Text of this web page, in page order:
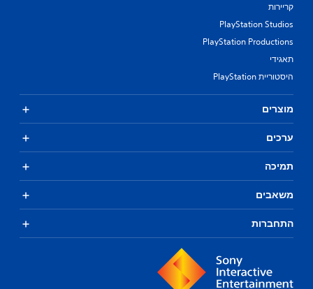
קריירות
PlayStation Studios
PlayStation Productions
תאגידי
היסטוריית PlayStation
מוצרים
ערכים
תמיכה
משאבים
התחברות